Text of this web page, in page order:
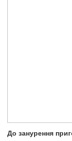
До занурення